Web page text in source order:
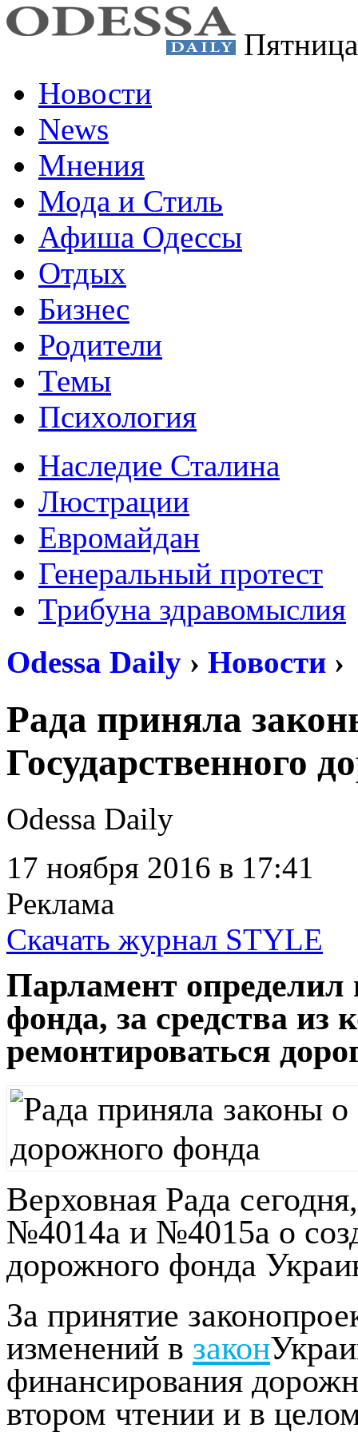
Новости
News
Мнения
Мода и Стиль
Афиша Одессы
Отдых
Бизнес
Родители
Темы
Психология
Наследие Сталина
Люстрации
Евромайдан
Генеральный протест
Трибуна здравомыслия
Odessa Daily › Новости ›
Рада приняла
Государственного
Odessa Daily
17 ноября 2016 в 17:41
Реклама
Скачать журнал STYLE
Парламент
фонда, за средства из
ремонтироваться
Верховная Рада
№4014а и №4015а о
дорожного фонда
За принятие
изменений в закон
финансирования
втором чтении и в